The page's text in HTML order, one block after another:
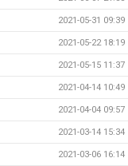
2021-05-31 09:39
2021-05-22 18:19
2021-05-15 11:37
2021-04-14 10:49
2021-04-04 09:57
2021-03-14 15:34
2021-03-06 16:14